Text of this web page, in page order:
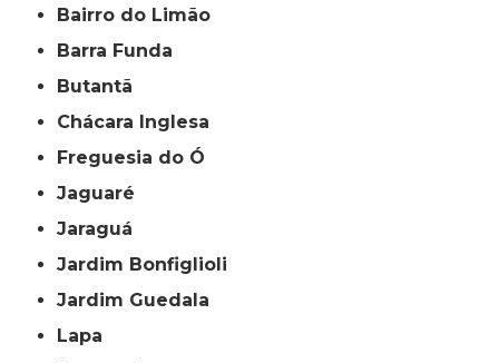
Bairro do Limão
Barra Funda
Butantã
Chácara Inglesa
Freguesia do Ó
Jaguaré
Jaraguá
Jardim Bonfiglioli
Jardim Guedala
Lapa